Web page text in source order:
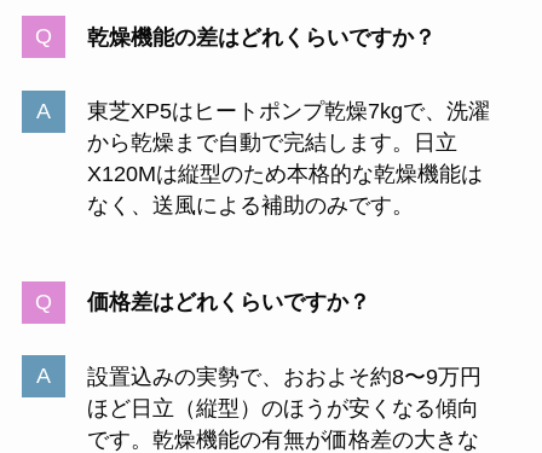
乾燥機能の差はどれくらいですか？
東芝XP5はヒートポンプ乾燥7kgで、洗濯
から乾燥まで自動で完結します。日立
X120Mは縦型のため本格的な乾燥機能は
なく、送風による補助のみです。
価格差はどれくらいですか？
設置込みの実勢で、おおよそ約8〜9万円
ほど日立（縦型）のほうが安くなる傾向
です。乾燥機能の有無が価格差の大きな